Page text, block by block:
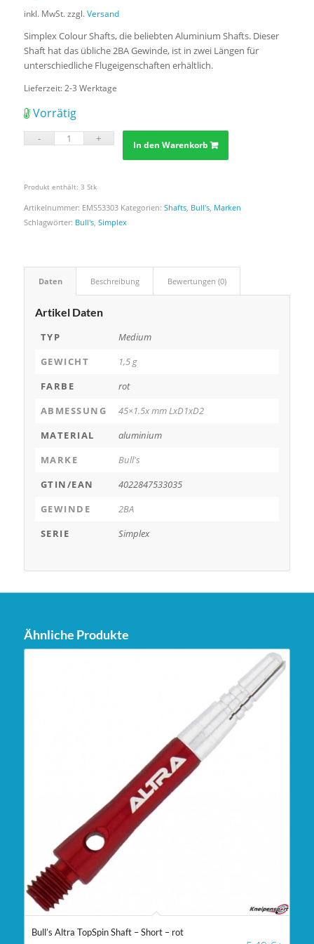
inkl. MwSt. zzgl. Versand
Simplex Colour Shafts, die beliebten Aluminium Shafts. Dieser
Shaft hat das übliche 2BA Gewinde, ist in zwei Längen für
unterschiedliche Flugeigenschaften erhältlich.
Lieferzeit: 2-3 Werktage
Vorrätig
In den Warenkorb
Produkt enthält: 3 Stk
Artikelnummer: EMS53303 Kategorien: Shafts, Bull's, Marken
Schlagwörter: Bull's, Simplex
Daten Beschreibung Bewertungen (0)
Artikel Daten
TYP
Medium
GEWICHT
1,5 g
FARBE
rot
ABMESSUNG
45×1.5x mm LxD1xD2
MATERIAL
aluminium
MARKE
Bull's
GTIN/EAN
4022847533035
GEWINDE
2BA
SERIE
Simplex
Ähnliche Produkte
Bull’s Altra TopSpin Shaft – Short – rot